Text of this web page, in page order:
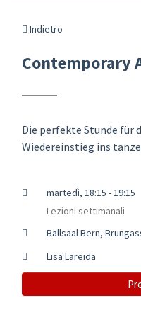
Indietro
Contemporary
Die perfekte Stunde für
Wiedereinstieg ins
martedì, 18:15 - 19:15
Lezioni settimanali
Ballsaal Bern,
Lisa Lareida